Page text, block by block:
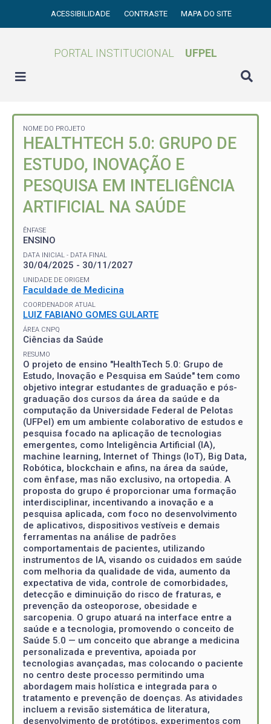
ACESSIBILIDADE CONTRASTE MAPA DO SITE
PORTAL INSTITUCIONAL UFPEL
NOME DO PROJETO
HEALTHTECH 5.0: GRUPO DE
ESTUDO, INOVAÇÃO E
PESQUISA EM INTELIGÊNCIA
ARTIFICIAL NA SAÚDE
ÊNFASE
ENSINO
DATA INICIAL - DATA FINAL
30/04/2025 - 30/11/2027
UNIDADE DE ORIGEM
Faculdade de Medicina
COORDENADOR ATUAL
LUIZ FABIANO GOMES GULARTE
ÁREA CNPQ
Ciências da Saúde
RESUMO
O projeto de ensino "HealthTech 5.0: Grupo de
Estudo, Inovação e Pesquisa em Saúde" tem como
objetivo integrar estudantes de graduação e pós-
graduação dos cursos da área da saúde e da
computação da Universidade Federal de Pelotas
(UFPel) em um ambiente colaborativo de estudos e
pesquisa focado na aplicação de tecnologias
emergentes, como Inteligência Artificial (IA),
machine learning, Internet of Things (IoT), Big Data,
Robótica, blockchain e afins, na área da saúde,
com ênfase, mas não exclusivo, na ortopedia. A
proposta do grupo é proporcionar uma formação
interdisciplinar, incentivando a inovação e a
pesquisa aplicada, com foco no desenvolvimento
de aplicativos, dispositivos vestíveis e demais
ferramentas na análise de padrões
comportamentais de pacientes, utilizando
instrumentos de IA, visando os cuidados em saúde
com melhoria da qualidade de vida, aumento da
expectativa de vida, controle de comorbidades,
detecção e diminuição do risco de fraturas, e
prevenção da osteoporose, obesidade e
sarcopenia. O grupo atuará na interface entre a
saúde e a tecnologia, promovendo o conceito de
Saúde 5.0 — um conceito que abrange a medicina
personalizada e preventiva, apoiada por
tecnologias avançadas, mas colocando o paciente
no centro deste processo permitindo uma
abordagem mais holística e integrada para o
tratamento e prevenção de doenças. As atividades
incluem a revisão sistemática de literatura,
desenvolvimento de protótipos, experimentos com